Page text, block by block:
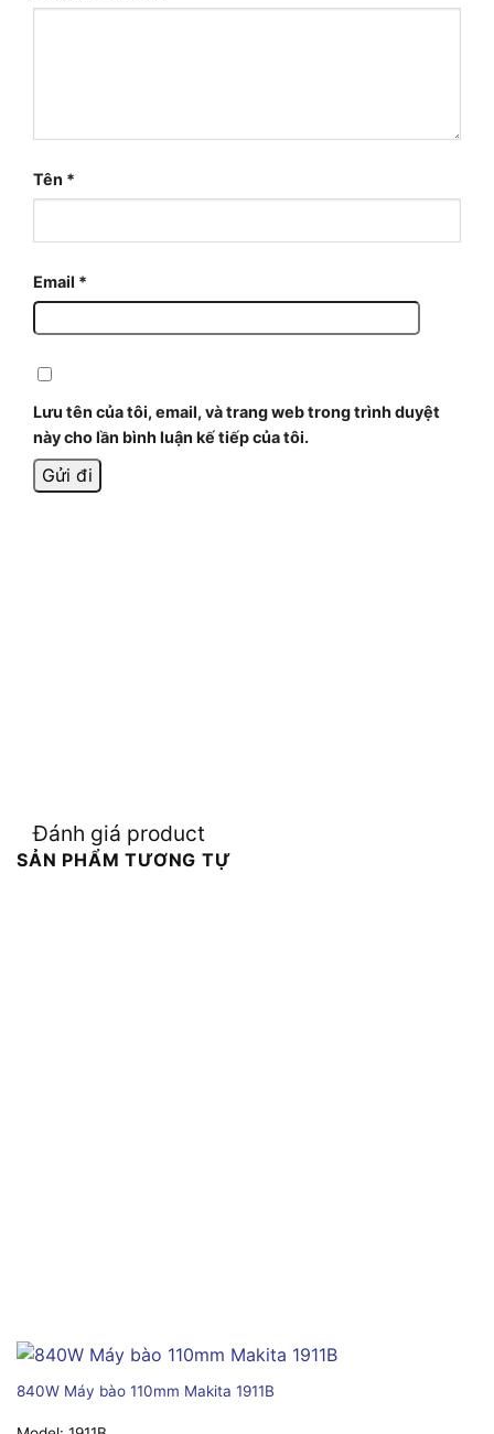
Tên *
Email *
Lưu tên của tôi, email, và trang web trong trình duyệt
này cho lần bình luận kế tiếp của tôi.
Đánh giá product
SẢN PHẨM TƯƠNG TỰ
840W Máy bào 110mm Makita 1911B